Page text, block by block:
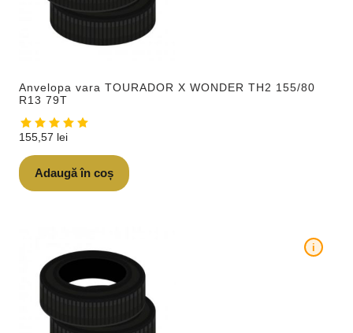
Anvelopa vara TOURADOR X WONDER TH2 155/80
R13 79T
155,57 lei
Adaugă în coș
i